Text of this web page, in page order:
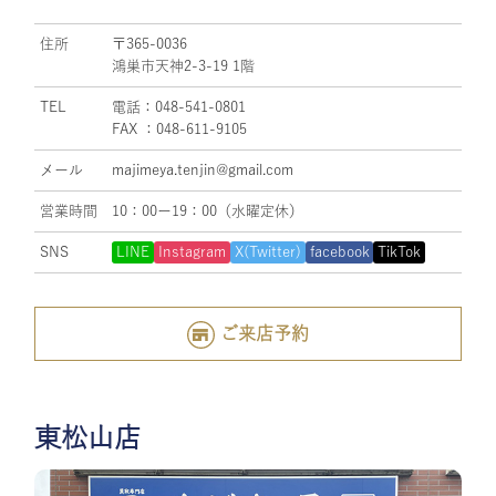
住所
〒365-0036
鴻巣市天神2-3-19 1階
TEL
電話：048-541-0801
FAX ：048-611-9105
メール majimeya.tenjin@gmail.com
営業時間 10：00ー19：00（水曜定休）
SNS LINE Instagram X(Twitter) facebook TikTok
ご来店予約
東松山店